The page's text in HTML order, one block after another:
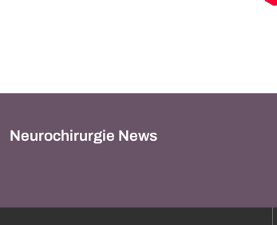
Neurochirurgie News